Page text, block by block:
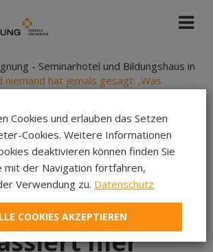
- Seminarhotel und Bildungshaus in
niemand hat jemals gesagt: ‚Was
niemand hat
gesagt: ‚Was
hier
Cookies und erlauben das Setzen
Cookies. Weitere Informationen
deaktivieren können finden Sie
mit der Navigation fortfahren,
Verwendung zu. Datenschutz
COOKIES AKZEPTIEREN